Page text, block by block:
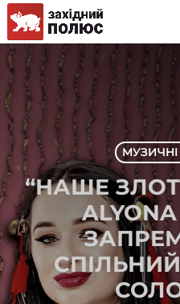
“НАШЕ